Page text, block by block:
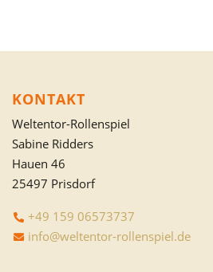
KONTAKT
Weltentor-Rollenspiel
Sabine Ridders
Hauen 46
25497 Prisdorf
+49 159 06573737
info@weltentor-rollenspiel.de